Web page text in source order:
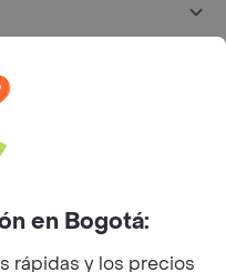
Instagram
reserved.
en Bogotá:
rápidas y los precios